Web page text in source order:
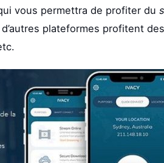
vous permettra de profiter du
plateformes profitent